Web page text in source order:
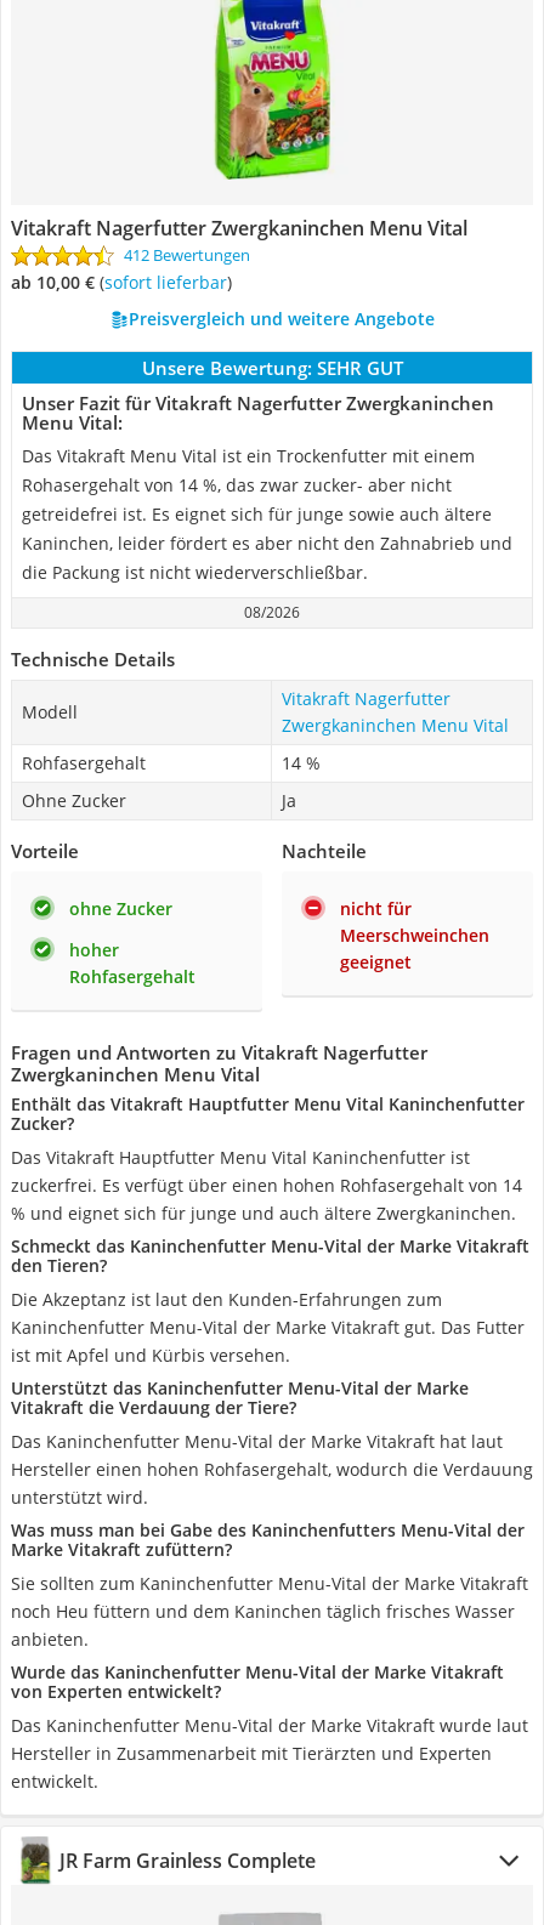
Vitakraft Nagerfutter Zwergkaninchen Menu Vital
412 Bewertungen
ab 10,00 € ( Sofort lieferbar)
Preisvergleich und weitere Angebote
Unsere Bewertung: SEHR GUT
Unser Fazit für Vitakraft Nagerfutter Zwergkaninchen
Menu Vital:
Das Vitakraft Menu Vital ist ein Trockenfutter mit einem
Rohasergehalt von 14 %, das zwar zucker- aber nicht
getreidefrei ist. Es eignet sich für junge sowie auch ältere
Kaninchen, leider fördert es aber nicht den Zahnabrieb und
die Packung ist nicht wiederverschließbar.
08/2026
Technische Details
Modell
Vitakraft Nagerfutter
Zwergkaninchen Menu Vital
Rohfasergehalt
14 %
Ohne Zucker
Ja
Vorteile
ohne Zucker
hoher
Rohfasergehalt
Nachteile
nicht für
Meerschweinchen
geeignet
Fragen und Antworten zu Vitakraft Nagerfutter
Zwergkaninchen Menu Vital
Enthält das Vitakraft Hauptfutter Menu Vital Kaninchenfutter
Zucker?
Das Vitakraft Hauptfutter Menu Vital Kaninchenfutter ist
zuckerfrei. Es verfügt über einen hohen Rohfasergehalt von 14
% und eignet sich für junge und auch ältere Zwergkaninchen.
Schmeckt das Kaninchenfutter Menu-Vital der Marke Vitakraft
den Tieren?
Die Akzeptanz ist laut den Kunden-Erfahrungen zum
Kaninchenfutter Menu-Vital der Marke Vitakraft gut. Das Futter
ist mit Apfel und Kürbis versehen.
Unterstützt das Kaninchenfutter Menu-Vital der Marke
Vitakraft die Verdauung der Tiere?
Das Kaninchenfutter Menu-Vital der Marke Vitakraft hat laut
Hersteller einen hohen Rohfasergehalt, wodurch die Verdauung
unterstützt wird.
Was muss man bei Gabe des Kaninchenfutters Menu-Vital der
Marke Vitakraft zufüttern?
Sie sollten zum Kaninchenfutter Menu-Vital der Marke Vitakraft
noch Heu füttern und dem Kaninchen täglich frisches Wasser
anbieten.
Wurde das Kaninchenfutter Menu-Vital der Marke Vitakraft
von Experten entwickelt?
Das Kaninchenfutter Menu-Vital der Marke Vitakraft wurde laut
Hersteller in Zusammenarbeit mit Tierärzten und Experten
entwickelt.
JR Farm Grainless Complete